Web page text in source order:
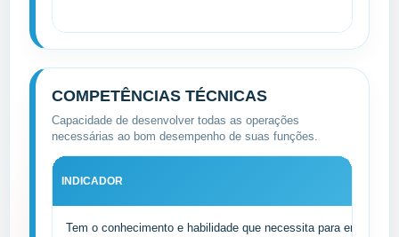
COMPETÊNCIAS TÉCNICAS
Capacidade de desenvolver todas as operações
necessárias ao bom desempenho de suas funções.
INDICADOR
Tem o conhecimento e habilidade que necessita para entregar